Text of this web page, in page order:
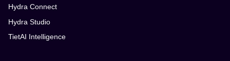
Hydra Connect
Hydra Studio
TietAI Intelligence